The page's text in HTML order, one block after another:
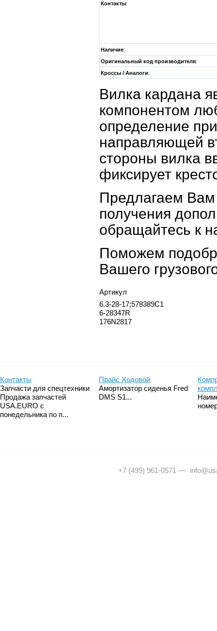
Контакты:
Наличие:
Оригинальный код производителя:
Кроссы / Аналоги:
Вилка кардана
компонентом
определение
направляющей
стороны вилка
фиксирует
Предлагаем
получения
обращайтесь к
Поможем
Вашего
Артикул
6.3-28-17;578389C1
6-28347R
176N2817
Контакты
Запчасти для спецтехники
Продажа запчастей
USA.EURO с
понедельника по п...
Прайс Ходовой
Амортизатор сиденья Fred
DMS S1...
+7 (499) 961-0571 —